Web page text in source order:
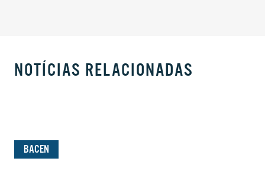
NOTÍCIAS RELACIONADAS
BACEN